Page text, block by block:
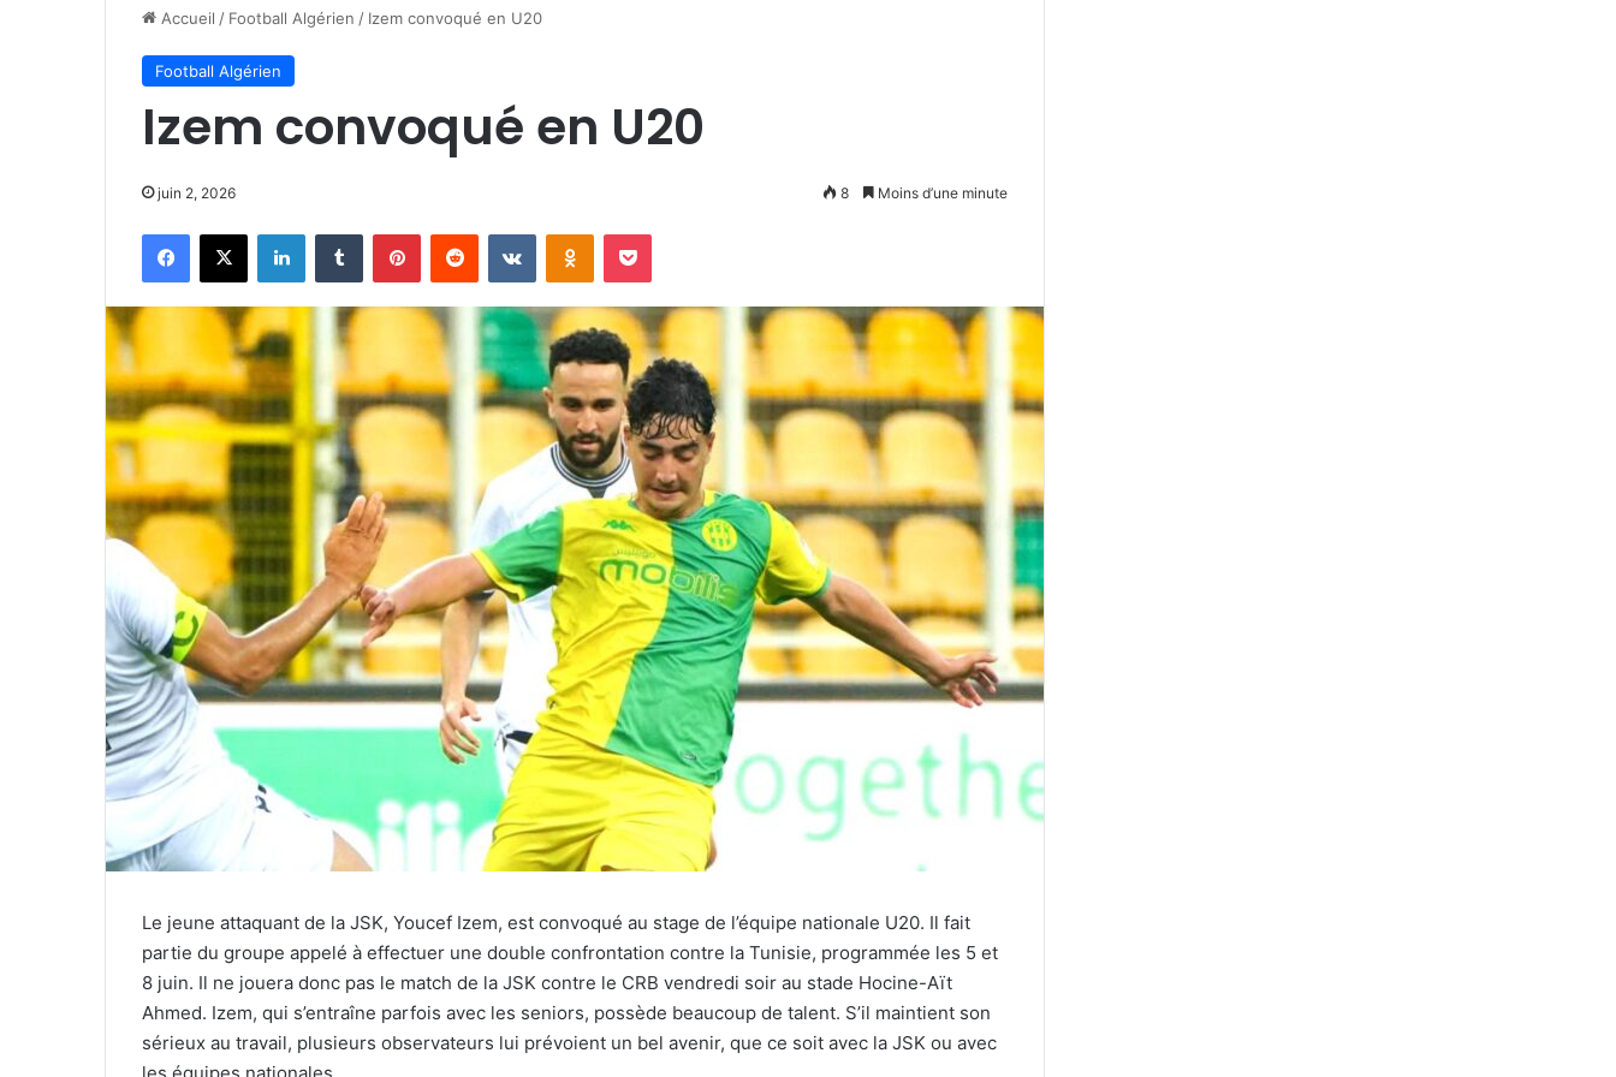
Accueil / Football Algérien / Izem convoqué en U20
Football Algérien
Izem convoqué en U20
juin 2, 2026 8 Moins d’une minute
Facebook
X LinkedinTumblr PinterestReddit VKontakteOdnoklassniki
Pocket
Le jeune attaquant de la JSK, Youcef Izem, est convoqué au stage de l’équipe nationale U20. Il fait
partie du groupe appelé à effectuer une double confrontation contre la Tunisie, programmée les 5 et
8 juin. Il ne jouera donc pas le match de la JSK contre le CRB vendredi soir au stade Hocine-Aït
Ahmed. Izem, qui s’entraîne parfois avec les seniors, possède beaucoup de talent. S’il maintient son
sérieux au travail, plusieurs observateurs lui prévoient un bel avenir, que ce soit avec la JSK ou avec